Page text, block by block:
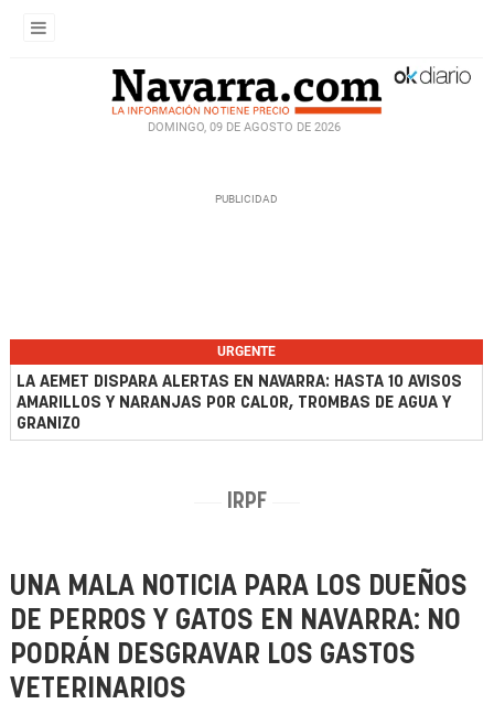
DOMINGO, 09 DE AGOSTO DE 2026
URGENTE
LA AEMET DISPARA ALERTAS EN NAVARRA: HASTA 10 AVISOS
AMARILLOS Y NARANJAS POR CALOR, TROMBAS DE AGUA Y
GRANIZO
IRPF
UNA MALA NOTICIA PARA LOS DUEÑOS
DE PERROS Y GATOS EN NAVARRA: NO
PODRÁN DESGRAVAR LOS GASTOS
VETERINARIOS